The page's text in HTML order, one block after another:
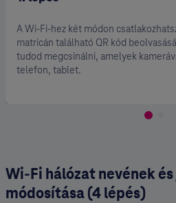
A Wi-Fi-hez két módon
matricán található QR kód
tudod megcsinálni, amelyek
telefon, tablet.
Wi-Fi hálózat nevének
módosítása (4 lépés)